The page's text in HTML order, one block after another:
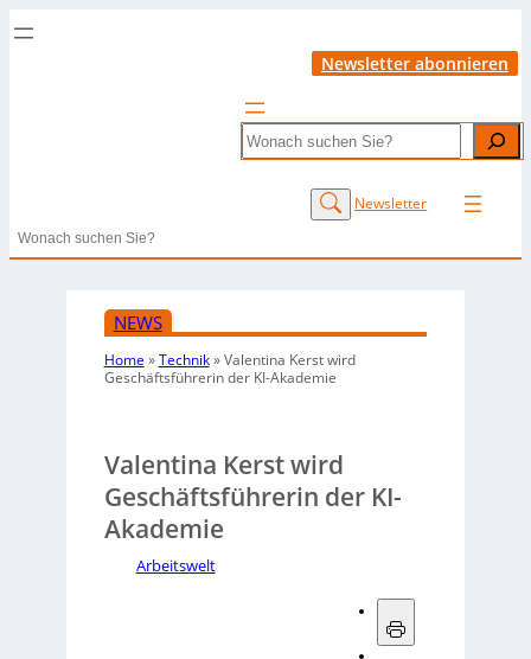
Newsletter abonnieren
Search
Newsletter
Search
NEWS
Home »Technik»Valentina Kerst wird
Geschäftsführerin der KI-Akademie
Valentina Kerst wird
Geschäftsführerin der KI-
Akademie
Arbeitswelt